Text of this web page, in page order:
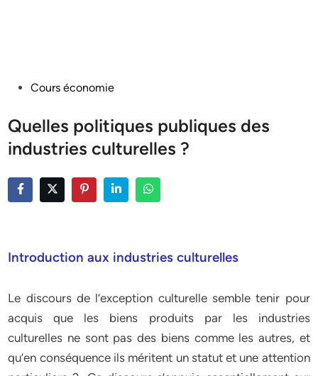
PostedCours économie
Quelles politiques publiques des
industries culturelles ?
Introduction aux industries culturelles
Le discours de l’exception culturelle semble tenir pour
acquis que les biens produits par les industries
culturelles ne sont pas des biens comme les autres, et
qu’en conséquence ils méritent un statut et une attention